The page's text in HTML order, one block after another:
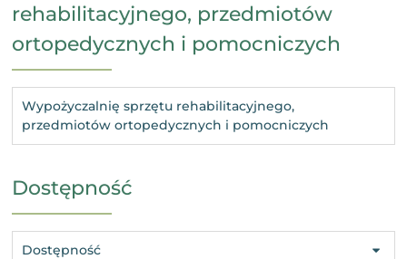
rehabilitacyjnego, przedmiotów
ortopedycznych i pomocniczych
Wypożyczalnię sprzętu rehabilitacyjnego,
przedmiotów ortopedycznych i pomocniczych
Dostępność
Dostępność